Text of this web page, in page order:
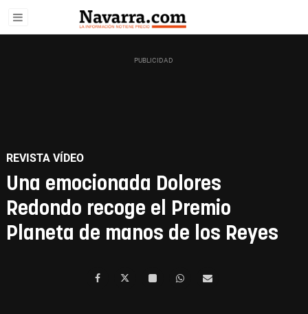
REVISTA VÍDEO
Una emocionada Dolores
Redondo recoge el Premio
Planeta de manos de los Reyes